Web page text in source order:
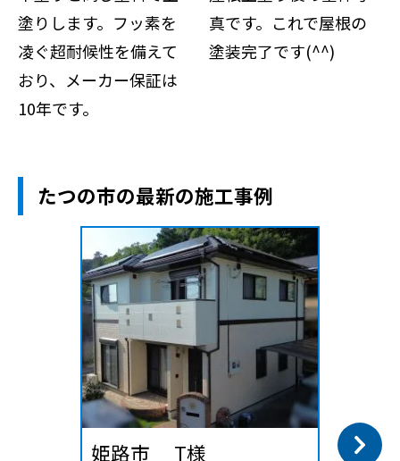
塗りします。フッ素を
凌ぐ超耐候性を備えて
おり、メーカー保証は
10年です。
真です。これで屋根の
塗装完了です(^^)
たつの市の最新の施工事例
姫路市 T様